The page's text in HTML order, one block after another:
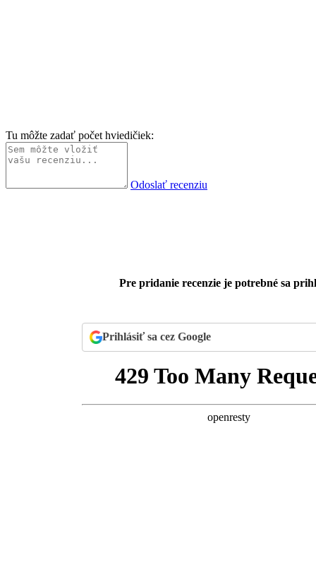
Tu môžte zadať počet hviedičiek:
Odoslať recenziu
Pre pridanie recenzie je potrebné sa
Prihlásiť sa cez Google